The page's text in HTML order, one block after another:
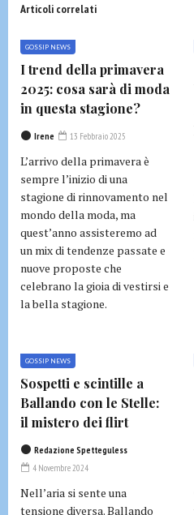
Articoli correlati
GOSSIP NEWS
I trend della primavera
2025: cosa sarà di moda
in questa stagione?
Irene 13 Febbraio 2025
L’arrivo della primavera è
sempre l’inizio di una
stagione di rinnovamento nel
mondo della moda, ma
quest’anno assisteremo ad
un mix di tendenze passate e
nuove proposte che
celebrano la gioia di vestirsi e
la bella stagione.
GOSSIP NEWS
Sospetti e scintille a
Ballando con le Stelle:
il mistero dei flirt
Redazione Spetteguless
4 Novembre 2024
Nell’aria si sente una
tensione diversa. Ballando